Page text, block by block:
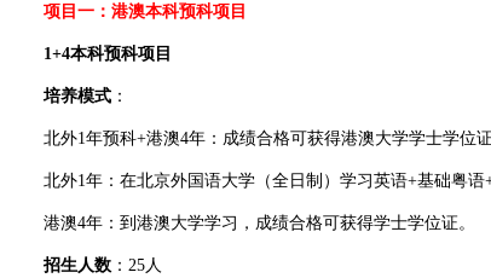
项目一：港澳本科预科项目
1+4本科预科项目
培养模式 ：
北外1年预科+港澳4年：成绩合格可获得港澳大学学士学位证
北外1年：在北京外国语大学（全日制）学习英语+基础粤语+
港澳4年：到港澳大学学习，成绩合格可获得学士学位证。
招生人数 ：25人